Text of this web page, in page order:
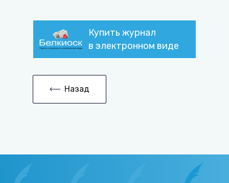
Купить журнал
в электронном виде
Назад